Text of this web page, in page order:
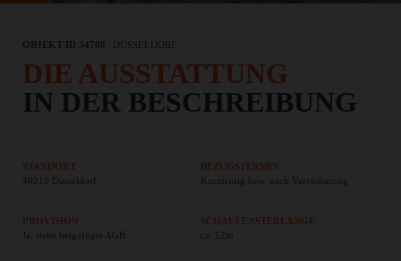
OBJEKT-ID 34708 DÜSSELDORF
DIE AUSSTATTUNG
IN DER BESCHREIBUNG
STANDORT
40210 Düsseldorf
BEZUGSTERMIN
Kurzfristig bzw. nach Vereinbarung
PROVISION
Ja, siehe beigefügte AGB.
SCHAUFENSTERLÄNGE
ca. 12m